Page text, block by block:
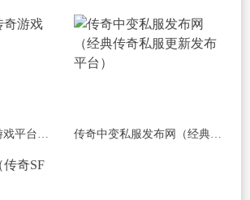
传奇中变私服发布网（经典传奇私服更新发布平台）